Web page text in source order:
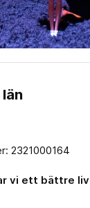
2321000164
vi ett bättre liv